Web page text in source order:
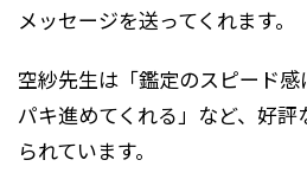
メッセージを送ってくれます。
空紗先生は「鑑定のスピード
パキ進めてくれる」など、好
られています。